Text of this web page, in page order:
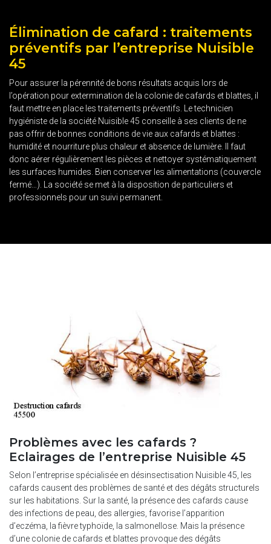
Élimination de cafard : traitements
préventifs par l’entreprise Nuisible
45
Pour assurer la pérennité de bons résultats acquis lors de
l’opération pour extermination de la colonie de cafards et blattes, il
faut mettre en place les traitements préventifs. Le technicien
hygiéniste de la société Nuisible 45 conseille à ses clients de ne
pas offrir de bonnes conditions de vie aux cafards et blattes :
humidité et nourriture plus chaleur et absence de lumière. Il faut
donc aérer régulièrement les pièces et nettoyer systématiquement
les surfaces humides. Bien conserver les alimentations (couvercle
fermé…). La société se met à la disposition de particuliers et
professionnels pour un suivi permanent.
Problèmes avec les cafards ?
Eclairages de l’entreprise Nuisible 45
Selon l’entreprise spécialisée en désinsectisation Nuisible 45, les
cafards causent des problèmes de santé et des dégâts structurels
sur les habitations. Sur la santé, la présence des cafards cause
des infections de peau, des allergies, favorise l’apparition
d’eczéma, la fièvre typhoïde, la salmonellose. Mais la présence
d’une colonie de cafards et blattes provoque des dégâts